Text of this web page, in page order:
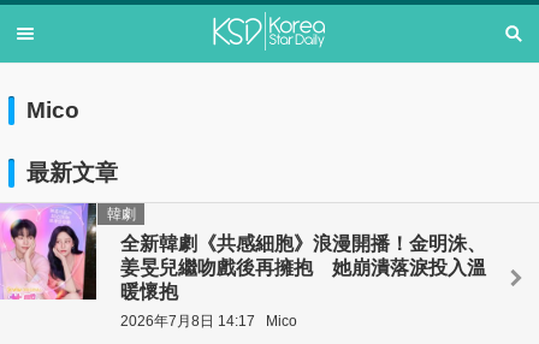
Mico
最新文章
全新韓劇《共感細胞》浪漫開播！金明洙、
姜旻兒繼吻戲後再擁抱 她崩潰落淚投入溫
暖懷抱
韓劇
2026年7月8日 14:17 Mico